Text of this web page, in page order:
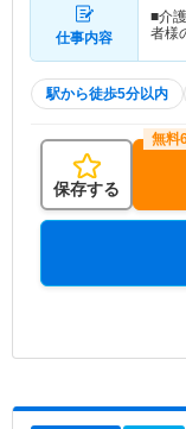
仕事内容
■介
者様
駅から徒歩5分以内
保存する